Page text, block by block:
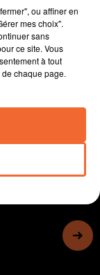
et Antoine
du pôle
Hellfest.
portes ce
ou affiner en
mes choix".
sans
ce site. Vous
à tout
chaque page.